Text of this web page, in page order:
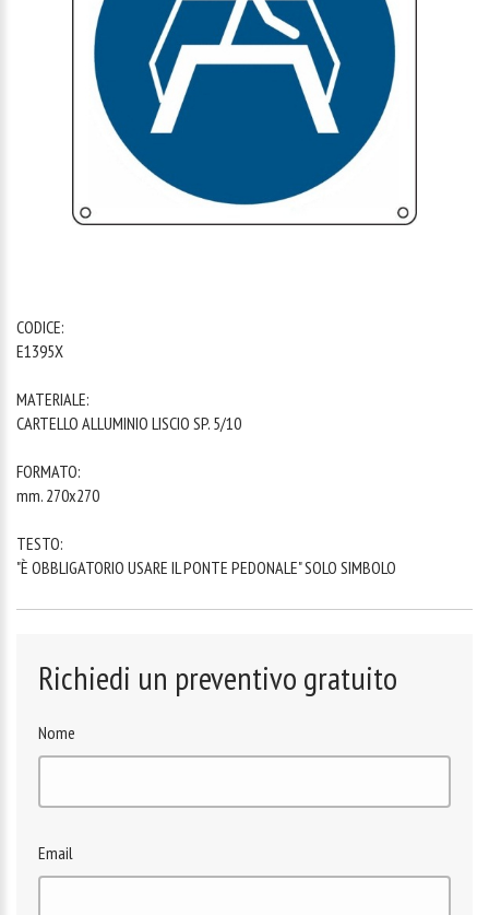
CODICE:
E1395X
MATERIALE:
CARTELLO ALLUMINIO LISCIO SP. 5/10
FORMATO:
mm. 270x270
TESTO:
"È OBBLIGATORIO USARE IL PONTE PEDONALE" SOLO SIMBOLO
Richiedi un preventivo gratuito
Nome
Email